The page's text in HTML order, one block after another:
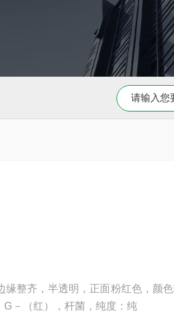
Capan-1 细胞专用培养基
整齐，半透明，正面粉红色，颜
－（红），杆菌，纯度：纯